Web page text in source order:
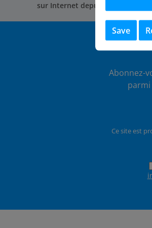
sur Internet depuis 2002
Abonnez-
Ce site est
Save